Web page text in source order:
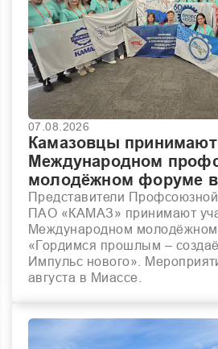
07.08.2026
Камазовцы принимают
Международном
молодёжном форуме
Представители Профсоюзной
ПАО «КАМАЗ» принимают
Международном
«Гордимся прошлым –
Импульс нового».
августа в Миассе.